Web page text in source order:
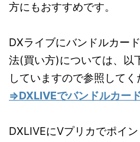
方にもおすすめです。
DXライブにバンドルカー
法(買い方)については、以
していますので参照してく
⇒DXLIVEでバンドルカー
DXLIVEにVプリカでポイ